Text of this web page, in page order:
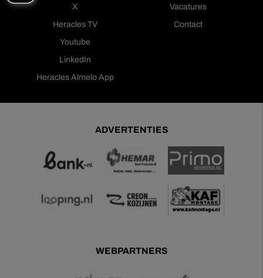
X
Heracles TV
Youtube
LinkedIn
Heracles Almelo App
Vacatures
Contact
ADVERTENTIES
WEBPARTNERS